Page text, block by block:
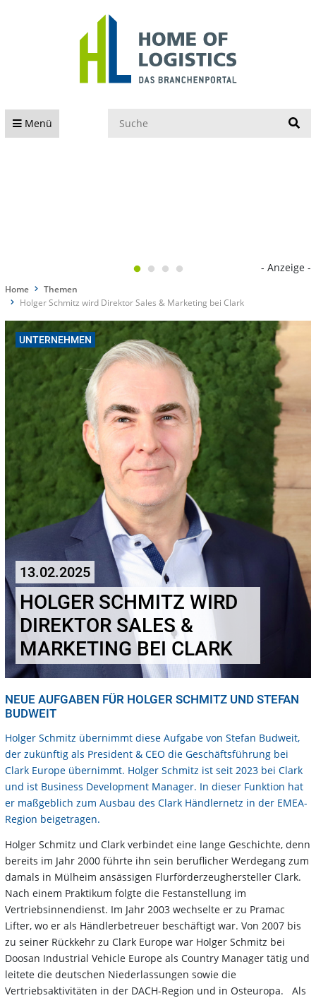
Menü
- Anzeige -
Home
Themen
Holger Schmitz wird Direktor Sales & Marketing bei Clark
UNTERNEHMEN
13.02.2025
HOLGER SCHMITZ WIRD
DIREKTOR SALES &
MARKETING BEI CLARK
NEUE AUFGABEN FÜR HOLGER SCHMITZ UND STEFAN
BUDWEIT
Holger Schmitz übernimmt diese Aufgabe von Stefan Budweit,
der zukünftig als President & CEO die Geschäftsführung bei
Clark Europe übernimmt. Holger Schmitz ist seit 2023 bei Clark
und ist Business Development Manager. In dieser Funktion hat
er maßgeblich zum Ausbau des Clark Händlernetz in der EMEA-
Region beigetragen.
Holger Schmitz und Clark verbindet eine lange Geschichte, denn
bereits im Jahr 2000 führte ihn sein beruflicher Werdegang zum
damals in Mülheim ansässigen Flurförderzeughersteller Clark.
Nach einem Praktikum folgte die Festanstellung im
Vertriebsinnendienst. Im Jahr 2003 wechselte er zu Pramac
Lifter, wo er als Händlerbetreuer beschäftigt war. Von 2007 bis
zu seiner Rückkehr zu Clark Europe war Holger Schmitz bei
Doosan Industrial Vehicle Europe als Country Manager tätig und
leitete die deutschen Niederlassungen sowie die
Vertriebsaktivitäten in der DACH-Region und in Osteuropa. Als